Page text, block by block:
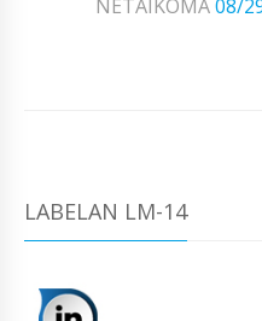
NETAIKOMA08/
LABELAN LM-14